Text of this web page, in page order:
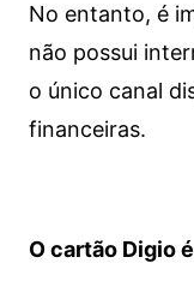
No entanto, é
não possui
o único canal
financeiras.
O cartão Digio